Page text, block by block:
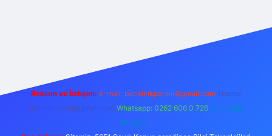
Reklam ve İletişim: E-mail: backlinkpaneli@gmail.com Teams:
forumhizmeti@gmail.com Whatsapp: 0262 606 0 726 Telegram:
@karabul